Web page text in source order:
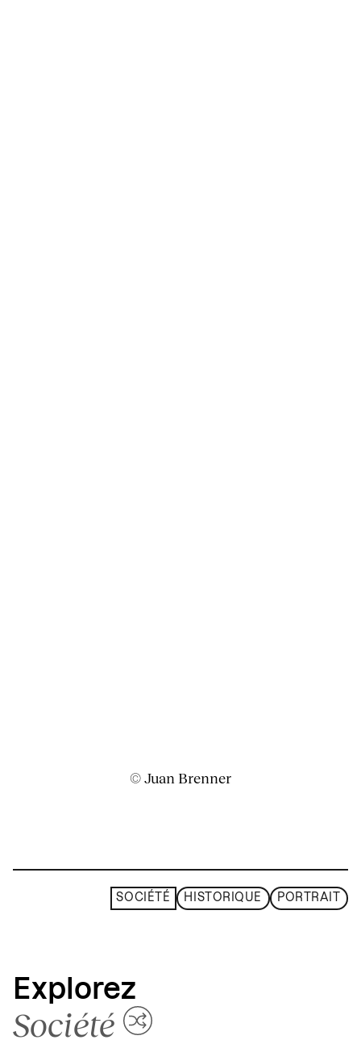
© Juan Brenner
SOCIÉTÉ HISTORIQUE PORTRAIT
Explorez
Société